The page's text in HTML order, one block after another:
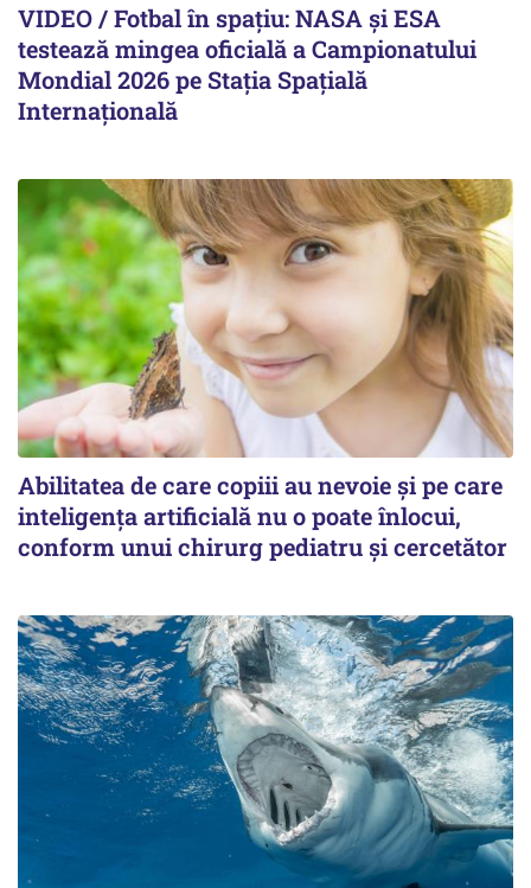
VIDEO / Fotbal în spațiu: NASA și ESA
testează mingea oficială a Campionatului
Mondial 2026 pe Staţia Spaţială
Internaţională
Abilitatea de care copiii au nevoie și pe care
inteligența artificială nu o poate înlocui,
conform unui chirurg pediatru și cercetător